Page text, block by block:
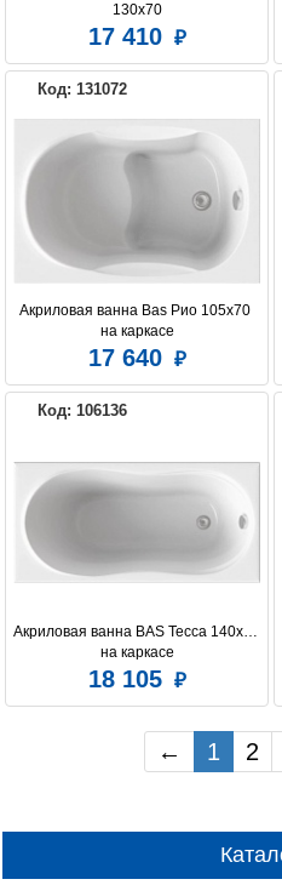
130x70
17 410
Код: 131072
Акриловая ванна Bas Рио 105х70
на каркасе
17 640
Код: 106136
Акриловая ванна BAS Тесса 140x70
на каркасе
18 105
← 1 2